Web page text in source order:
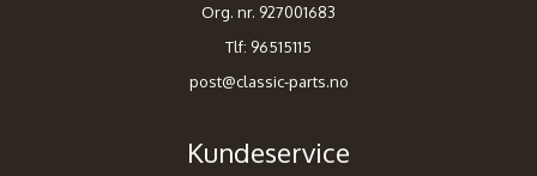
Org. nr. 927001683
Tlf: 96515115
post@classic-parts.no
Kundeservice